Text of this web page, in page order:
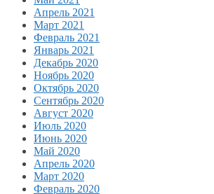
Апрель 2021
Март 2021
Февраль 2021
Январь 2021
Декабрь 2020
Ноябрь 2020
Октябрь 2020
Сентябрь 2020
Август 2020
Июль 2020
Июнь 2020
Май 2020
Апрель 2020
Март 2020
Февраль 2020